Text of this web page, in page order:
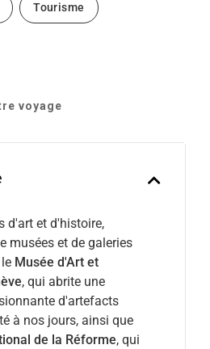
Tourisme
voyage
d'art et d'histoire,
musées et de galeries
Musée d'Art et
, qui abrite une
d'artefacts
à nos jours, ainsi que
de la Réforme, qui